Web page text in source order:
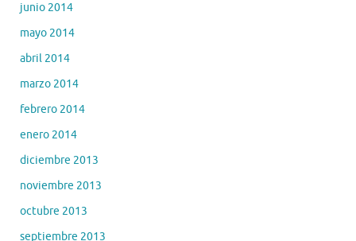
junio 2014
mayo 2014
abril 2014
marzo 2014
febrero 2014
enero 2014
diciembre 2013
noviembre 2013
octubre 2013
septiembre 2013